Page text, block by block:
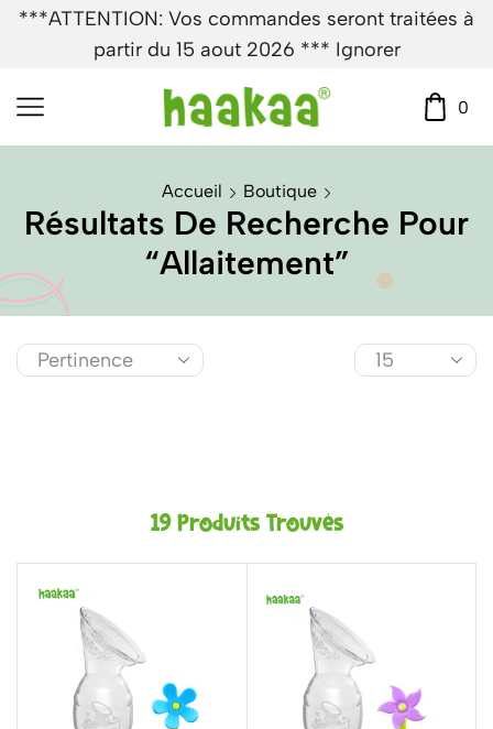
***ATTENTION: Vos commandes seront traitées à
partir du 15 aout 2026 *** Ignorer
0
Accueil Boutique
Résultats De Recherche Pour
“allaitement”
19 Produits Trouvés